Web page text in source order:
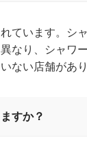
ています。シ
なり、シャワ
ない店舗があり
すか？